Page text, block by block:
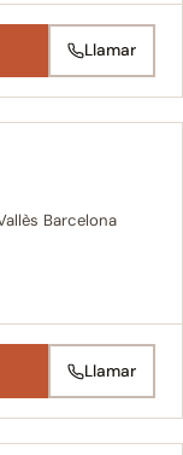
Llamar
Barcelona
Llamar